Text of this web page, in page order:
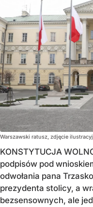
Warszawski ratusz, zdjęcie
KONSTYTUCJA
podpisów pod
odwołania pana
prezydenta stolicy, a
bezsensownych, ale